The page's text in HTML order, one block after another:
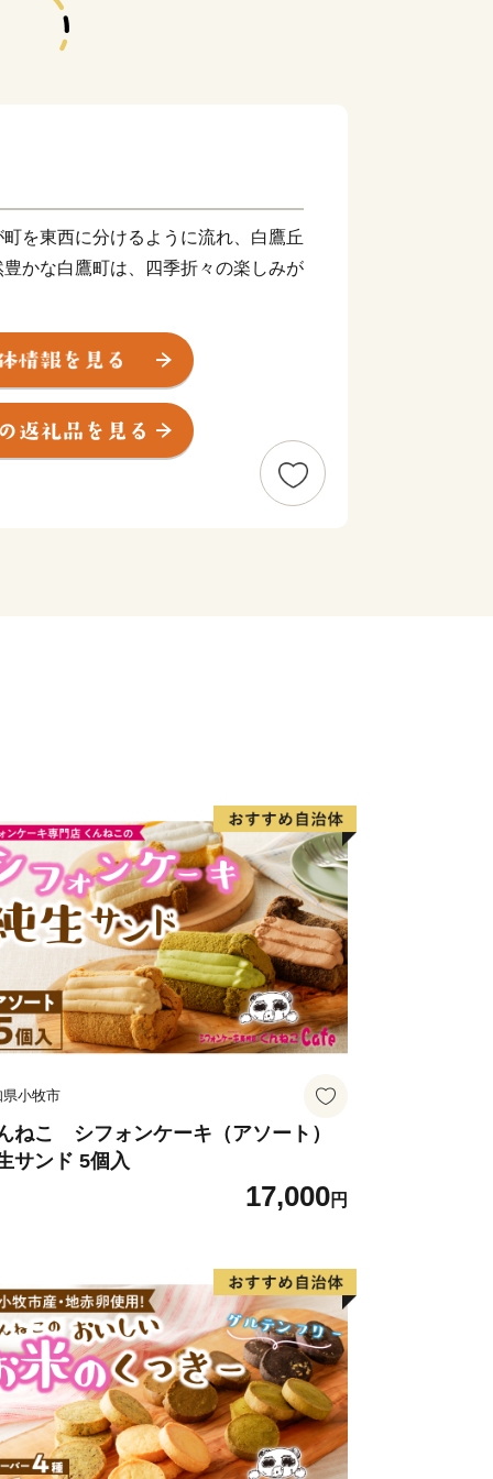
を東西に分けるように流れ、白鷹丘
かな白鷹町は、四季折々の楽しみが
堂桜をはじめとした古典桜の名所で
が開催され、たくさんの観光客が訪
揚げなど、獲れたてならではの味覚
。
軒以上「蕎麦屋」という屋号を持つ家
が深い地域。
店がたくさんあり、県内外から生粋
県小牧市
ねこ シフォンケーキ（アソート）
サンド 5個入
17,000円